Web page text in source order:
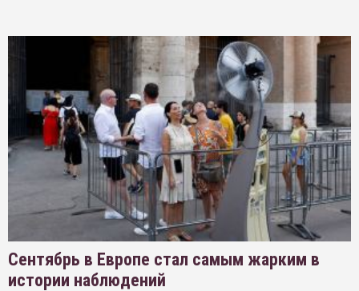
Сентябрь в Европе стал самым жарким в
истории наблюдений